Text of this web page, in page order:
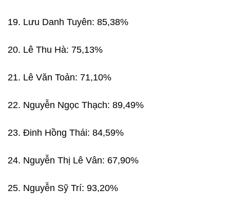
19. Lưu Danh Tuyên: 85,38%
20. Lê Thu Hà: 75,13%
21. Lê Văn Toản: 71,10%
22. Nguyễn Ngọc Thạch: 89,49%
23. Đinh Hồng Thái: 84,59%
24. Nguyễn Thị Lê Vân: 67,90%
25. Nguyễn Sỹ Trí: 93,20%